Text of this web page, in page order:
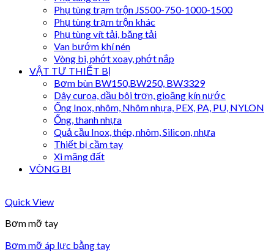
Phụ tùng trạm trộn JS500-750-1000-1500
Phụ tùng trạm trộn khác
Phụ tùng vít tải, băng tải
Van bướm khí nén
Vòng bi, phớt xoay, phớt nắp
VẬT TƯ THIẾT BỊ
Bơm bùn BW150,BW250, BW3329
Dây curoa, dầu bôi trơn, gioăng kín nước
Ống Inox, nhôm, Nhôm nhựa, PEX, PA, PU, NYLON
Ống, thanh nhựa
Quả cầu Inox, thép, nhôm, Silicon, nhựa
Thiết bị cầm tay
Xi măng đất
VÒNG BI
Quick View
Bơm mỡ tay
Bơm mỡ áp lực bằng tay